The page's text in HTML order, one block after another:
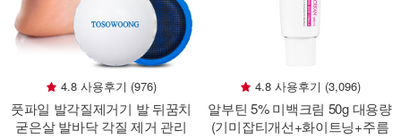
4.8 사용후기 (976)
풋파일 발각질제거기 발 뒤꿈치
굳은살 발바닥 각질 제거 관리
4.8 사용후기 (3,096)
알부틴 5% 미백크림 50g 대용량
(기미잡티개선+화이트닝+주름